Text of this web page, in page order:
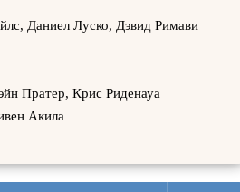
Даниел Луско, Дэвид Римави
Пратер, Крис Риденауа
Акила